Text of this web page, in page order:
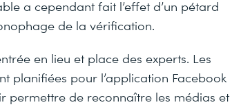
a cependant fait l’effet d’un pétard
de la vérification.
en lieu et place des experts. Les
planifiées pour l’application Facebook
permettre de reconnaître les médias et